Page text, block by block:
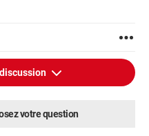
votre question